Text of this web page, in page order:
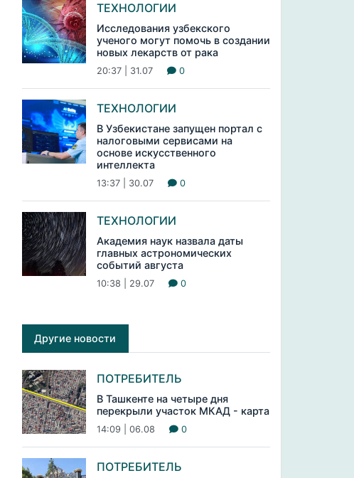
ТЕХНОЛОГИИ
Исследования узбекского
ученого могут помочь в создании
новых лекарств от рака
20:37 | 31.07 0
ТЕХНОЛОГИИ
В Узбекистане запущен портал с
налоговыми сервисами на
основе искусственного
интеллекта
13:37 | 30.07 0
ТЕХНОЛОГИИ
Академия наук назвала даты
главных астрономических
событий августа
10:38 | 29.07 0
Другие новости
ПОТРЕБИТЕЛЬ
В Ташкенте на четыре дня
перекрыли участок МКАД - карта
14:09 | 06.08 0
ПОТРЕБИТЕЛЬ